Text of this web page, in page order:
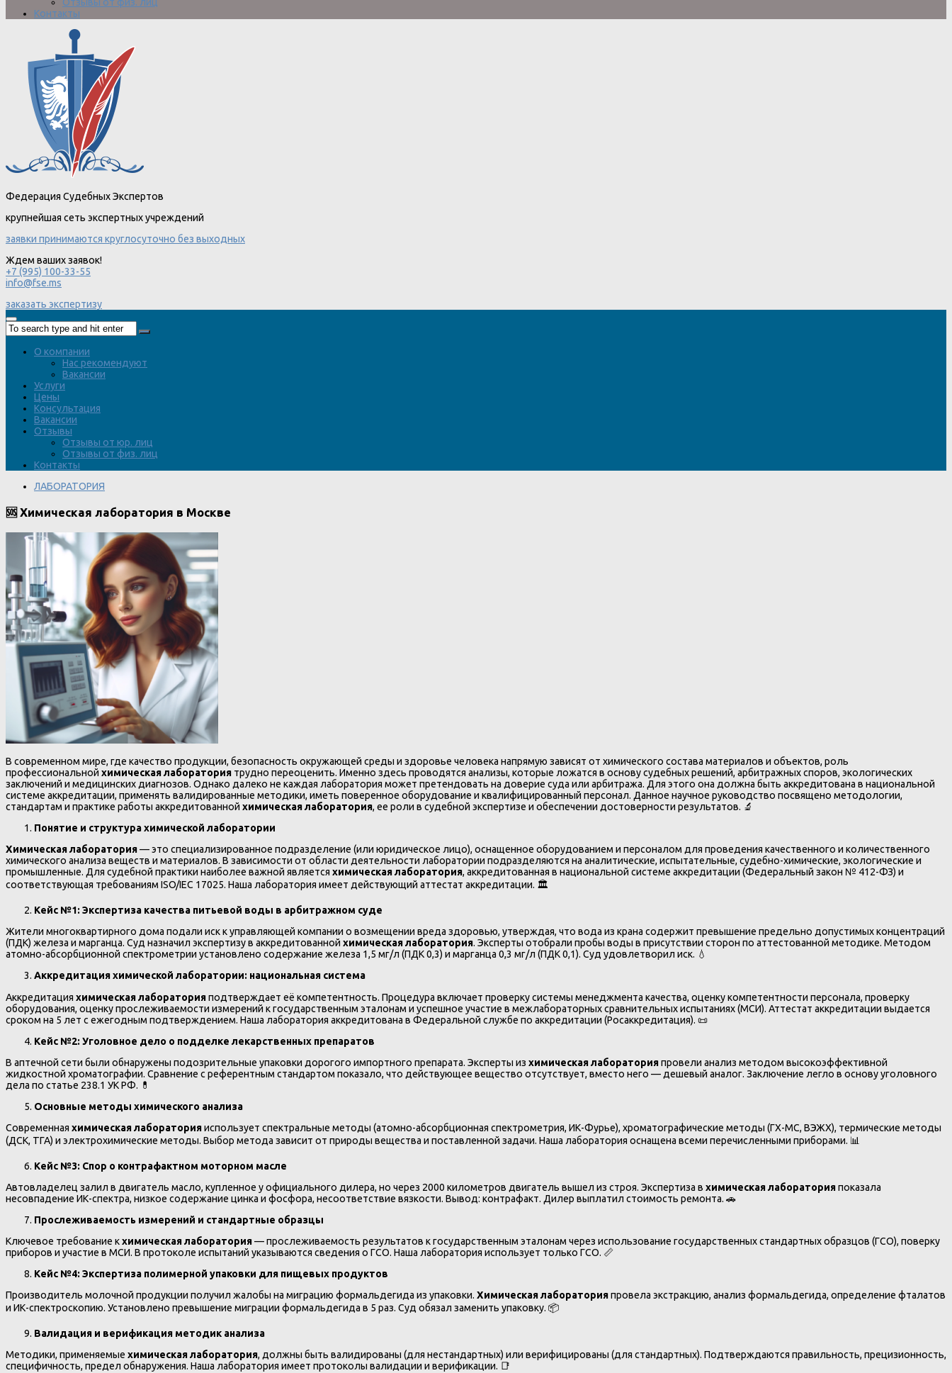
Отзывы от физ. лиц
Контакты
Федерация Судебных Экспертов
крупнейшая сеть экспертных учреждений
заявки принимаются круглосуточно без выходных
Ждем ваших заявок!
+7 (995) 100-33-55
info@fse.ms
заказать экспертизу
О компании
Нас рекомендуют
Вакансии
Услуги
Цены
Консультация
Вакансии
Отзывы
Отзывы от юр. лиц
Отзывы от физ. лиц
Контакты
ЛАБОРАТОРИЯ
🆘 Химическая лаборатория в Москве
В современном мире, где качество продукции, безопасность окружающей среды и здоровье человека напрямую зависят от химического состава материалов и объектов, роль
профессиональной химическая лаборатория трудно переоценить. Именно здесь проводятся анализы, которые ложатся в основу судебных решений, арбитражных споров, экологических
заключений и медицинских диагнозов. Однако далеко не каждая лаборатория может претендовать на доверие суда или арбитража. Для этого она должна быть аккредитована в национальной
системе аккредитации, применять валидированные методики, иметь поверенное оборудование и квалифицированный персонал. Данное научное руководство посвящено методологии,
стандартам и практике работы аккредитованной химическая лаборатория, ее роли в судебной экспертизе и обеспечении достоверности результатов. 🔬
Понятие и структура химической лаборатории
Химическая лаборатория— это специализированное подразделение (или юридическое лицо), оснащенное оборудованием и персоналом для проведения качественного и количественного
химического анализа веществ и материалов. В зависимости от области деятельности лаборатории подразделяются на аналитические, испытательные, судебно-химические, экологические и
промышленные. Для судебной практики наиболее важной является химическая лаборатория, аккредитованная в национальной системе аккредитации (Федеральный закон № 412-ФЗ) и
соответствующая требованиям ISO/IEC 17025. Наша лаборатория имеет действующий аттестат аккредитации. 🏛️
Кейс №1: Экспертиза качества питьевой воды в арбитражном суде
Жители многоквартирного дома подали иск к управляющей компании о возмещении вреда здоровью, утверждая, что вода из крана содержит превышение предельно допустимых концентраций
(ПДК) железа и марганца. Суд назначил экспертизу в аккредитованной химическая лаборатория. Эксперты отобрали пробы воды в присутствии сторон по аттестованной методике. Методом
атомно-абсорбционной спектрометрии установлено содержание железа 1,5 мг/л (ПДК 0,3) и марганца 0,3 мг/л (ПДК 0,1). Суд удовлетворил иск. 💧
Аккредитация химической лаборатории: национальная система
Аккредитация химическая лабораторияподтверждает её компетентность. Процедура включает проверку системы менеджмента качества, оценку компетентности персонала, проверку
оборудования, оценку прослеживаемости измерений к государственным эталонам и успешное участие в межлабораторных сравнительных испытаниях (МСИ). Аттестат аккредитации выдается
сроком на 5 лет с ежегодным подтверждением. Наша лаборатория аккредитована в Федеральной службе по аккредитации (Росаккредитация). 📜
Кейс №2: Уголовное дело о подделке лекарственных препаратов
В аптечной сети были обнаружены подозрительные упаковки дорогого импортного препарата. Эксперты из химическая лабораторияпровели анализ методом высокоэффективной
жидкостной хроматографии. Сравнение с референтным стандартом показало, что действующее вещество отсутствует, вместо него — дешевый аналог. Заключение легло в основу уголовного
дела по статье 238.1 УК РФ. 💊
Основные методы химического анализа
Современная химическая лабораторияиспользует спектральные методы (атомно-абсорбционная спектрометрия, ИК-Фурье), хроматографические методы (ГХ-МС, ВЭЖХ), термические методы
(ДСК, ТГА) и электрохимические методы. Выбор метода зависит от природы вещества и поставленной задачи. Наша лаборатория оснащена всеми перечисленными приборами. 📊
Кейс №3: Спор о контрафактном моторном масле
Автовладелец залил в двигатель масло, купленное у официального дилера, но через 2000 километров двигатель вышел из строя. Экспертиза в химическая лабораторияпоказала
несовпадение ИК-спектра, низкое содержание цинка и фосфора, несоответствие вязкости. Вывод: контрафакт. Дилер выплатил стоимость ремонта. 🚗
Прослеживаемость измерений и стандартные образцы
Ключевое требование кхимическая лаборатория— прослеживаемость результатов к государственным эталонам через использование государственных стандартных образцов (ГСО), поверку
приборов и участие в МСИ. В протоколе испытаний указываются сведения о ГСО. Наша лаборатория использует только ГСО. 📏
Кейс №4: Экспертиза полимерной упаковки для пищевых продуктов
Производитель молочной продукции получил жалобы на миграцию формальдегида из упаковки. Химическая лабораторияпровела экстракцию, анализ формальдегида, определение фталатов
и ИК-спектроскопию. Установлено превышение миграции формальдегида в 5 раз. Суд обязал заменить упаковку. 📦
Валидация и верификация методик анализа
Методики, применяемые химическая лаборатория, должны быть валидированы (для нестандартных) или верифицированы (для стандартных). Подтверждаются правильность, прецизионность,
специфичность, предел обнаружения. Наша лаборатория имеет протоколы валидации и верификации. 📑